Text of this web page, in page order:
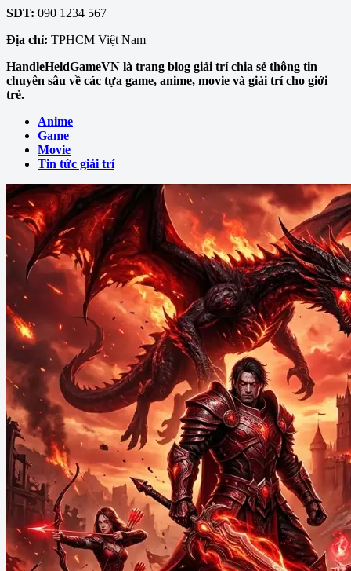
SĐT: 090 1234 567
Địa chỉ: TPHCM Việt Nam
HandleHeldGameVN là trang blog giải trí chia sẻ thông tin
chuyên sâu về các tựa game, anime, movie và giải trí cho giới
trẻ.
Anime
Game
Movie
Tin tức giải trí